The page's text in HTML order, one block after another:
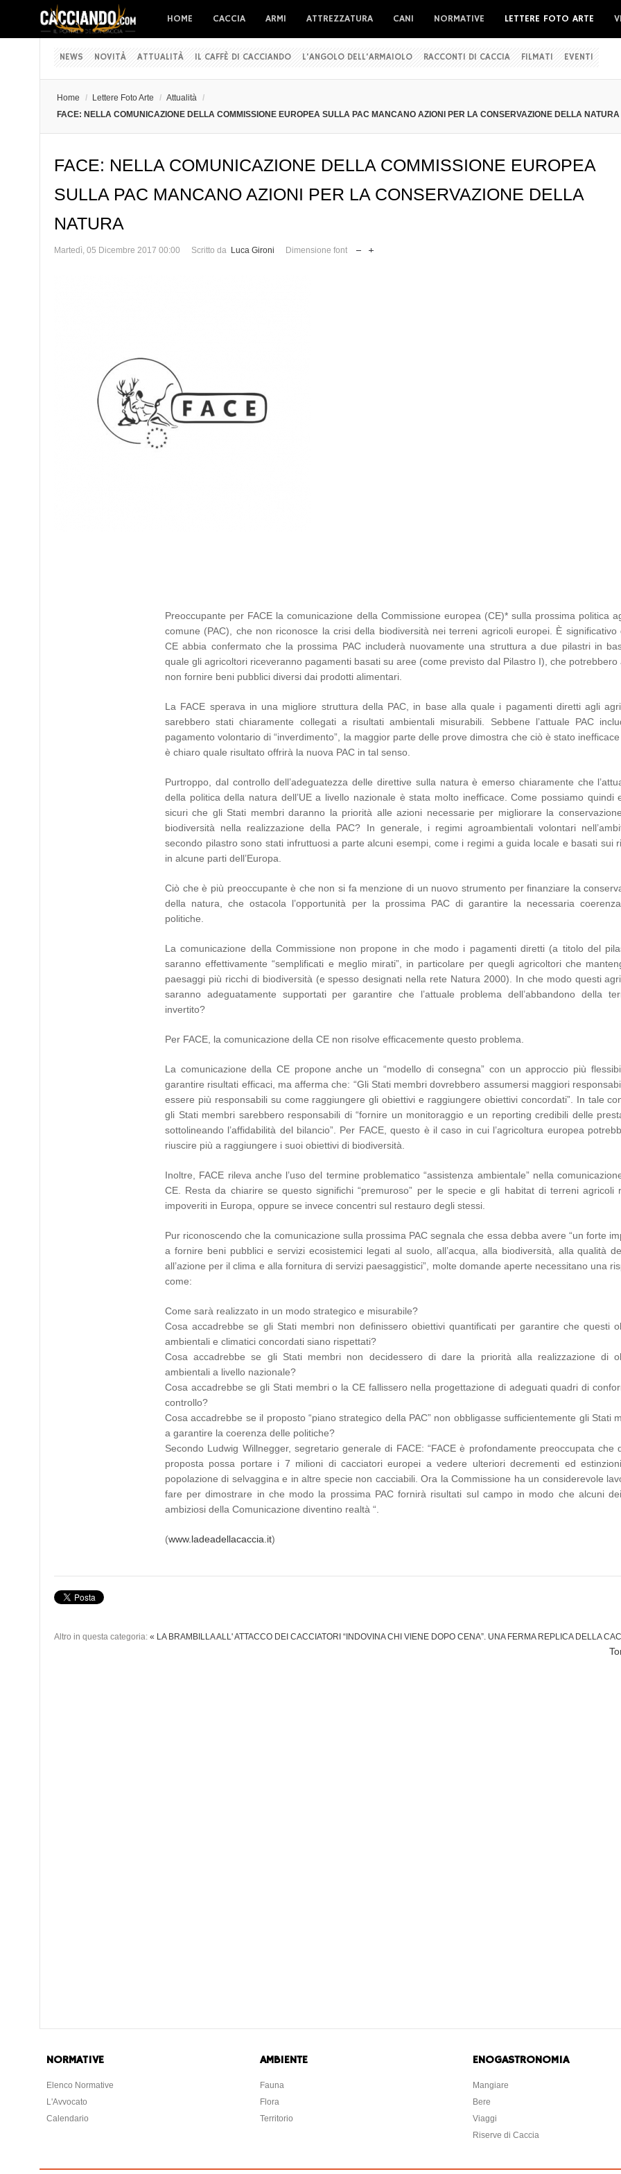
HOME CACCIA ARMI ATTREZZATURA CANI NORMATIVE LETTERE FOTO ARTE
NEWS NOVITÀ ATTUALITÀ IL CAFFÈ DI CACCIANDO L'ANGOLO DELL'ARMAIOLO RACCONTI DI CACCIA FILMATI EVENTI
Home / Lettere Foto Arte / Attualità /
FACE: NELLA COMUNICAZIONE DELLA COMMISSIONE EUROPEA SULLA PAC MANCANO AZIONI PER LA CONSERVAZIONE DELLA NATURA
FACE: NELLA COMUNICAZIONE DELLA COMMISSIONE EUROPEA
SULLA PAC MANCANO AZIONI PER LA CONSERVAZIONE DELLA
NATURA
Martedì, 05 Dicembre 2017 00:00 Scritto da Luca Gironi Dimensione font
Preoccupante per FACE la comunicazione della Commissione europea (CE)* sulla prossima politica
comune (PAC), che non riconosce la crisi della biodiversità nei terreni agricoli europei. È significativo
CE abbia confermato che la prossima PAC includerà nuovamente una struttura a due pilastri in
quale gli agricoltori riceveranno pagamenti basati su aree (come previsto dal Pilastro I), che potrebbero
non fornire beni pubblici diversi dai prodotti alimentari.
La FACE sperava in una migliore struttura della PAC, in base alla quale i pagamenti diretti agli
sarebbero stati chiaramente collegati a risultati ambientali misurabili. Sebbene l’attuale PAC
pagamento volontario di “inverdimento”, la maggior parte delle prove dimostra che ciò è stato
è chiaro quale risultato offrirà la nuova PAC in tal senso.
Purtroppo, dal controllo dell’adeguatezza delle direttive sulla natura è emerso chiaramente che
della politica della natura dell’UE a livello nazionale è stata molto inefficace. Come possiamo quindi
sicuri che gli Stati membri daranno la priorità alle azioni necessarie per migliorare la
biodiversità nella realizzazione della PAC? In generale, i regimi agroambientali volontari
secondo pilastro sono stati infruttuosi a parte alcuni esempi, come i regimi a guida locale e basati sui
in alcune parti dell’Europa.
Ciò che è più preoccupante è che non si fa menzione di un nuovo strumento per finanziare la
della natura, che ostacola l’opportunità per la prossima PAC di garantire la necessaria
politiche.
La comunicazione della Commissione non propone in che modo i pagamenti diretti (a titolo del
saranno effettivamente “semplificati e meglio mirati”, in particolare per quegli agricoltori che
paesaggi più ricchi di biodiversità (e spesso designati nella rete Natura 2000). In che modo questi
saranno adeguatamente supportati per garantire che l’attuale problema dell’abbandono della
invertito?
Per FACE, la comunicazione della CE non risolve efficacemente questo problema.
La comunicazione della CE propone anche un “modello di consegna” con un approccio più
garantire risultati efficaci, ma afferma che: “Gli Stati membri dovrebbero assumersi maggiori
essere più responsabili su come raggiungere gli obiettivi e raggiungere obiettivi concordati”. In tale
gli Stati membri sarebbero responsabili di “fornire un monitoraggio e un reporting credibili delle
sottolineando l’affidabilità del bilancio”. Per FACE, questo è il caso in cui l’agricoltura europea
riuscire più a raggiungere i suoi obiettivi di biodiversità.
Inoltre, FACE rileva anche l’uso del termine problematico “assistenza ambientale” nella
CE. Resta da chiarire se questo significhi “premuroso” per le specie e gli habitat di terreni agricoli
impoveriti in Europa, oppure se invece concentri sul restauro degli stessi.
Pur riconoscendo che la comunicazione sulla prossima PAC segnala che essa debba avere “un forte
a fornire beni pubblici e servizi ecosistemici legati al suolo, all’acqua, alla biodiversità, alla qualità
all’azione per il clima e alla fornitura di servizi paesaggistici”, molte domande aperte necessitano una
come:
Come sarà realizzato in un modo strategico e misurabile?
Cosa accadrebbe se gli Stati membri non definissero obiettivi quantificati per garantire che questi
ambientali e climatici concordati siano rispettati?
Cosa accadrebbe se gli Stati membri non decidessero di dare la priorità alla realizzazione di
ambientali a livello nazionale?
Cosa accadrebbe se gli Stati membri o la CE fallissero nella progettazione di adeguati quadri di
controllo?
Cosa accadrebbe se il proposto “piano strategico della PAC” non obbligasse sufficientemente gli Stati
a garantire la coerenza delle politiche?
Secondo Ludwig Willnegger, segretario generale di FACE: “FACE è profondamente preoccupata che
proposta possa portare i 7 milioni di cacciatori europei a vedere ulteriori decrementi ed
popolazione di selvaggina e in altre specie non cacciabili. Ora la Commissione ha un considerevole
fare per dimostrare in che modo la prossima PAC fornirà risultati sul campo in modo che alcuni
ambiziosi della Comunicazione diventino realtà “.
(www.ladeadellacaccia.it)
Altro in questa categoria: « LA BRAMBILLA ALL' ATTACCO DEI CACCIATORI “INDOVINA CHI VIENE DOPO CENA”. UNA FERMA REPLICA DELLA
NORMATIVE
Elenco Normative
L'Avvocato
Calendario
AMBIENTE
Fauna
Flora
Territorio
ENOGASTRONOMIA
Mangiare
Bere
Viaggi
Riserve di Caccia